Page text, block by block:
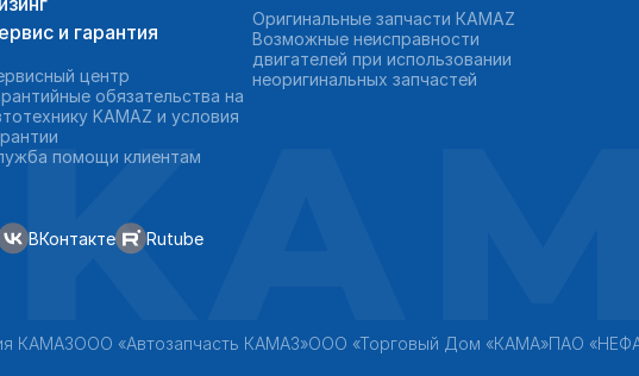
и гарантия
центр
обязательства на
KAMAZ и условия
помощи клиентам
Оригинальные запчасти КAMAZ
Возможные неисправности
двигателей при использовании
неоригинальных запчастей
ВКонтакте Rutube
КАМАЗООО «Автозапчасть КАМАЗ»ООО «Торговый Дом «КАМА»ПАО